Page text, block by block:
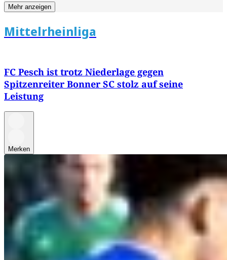
Mehr anzeigen
Mittelrheinliga
FC Pesch ist trotz Niederlage gegen
Spitzenreiter Bonner SC stolz auf seine
Leistung
Merken